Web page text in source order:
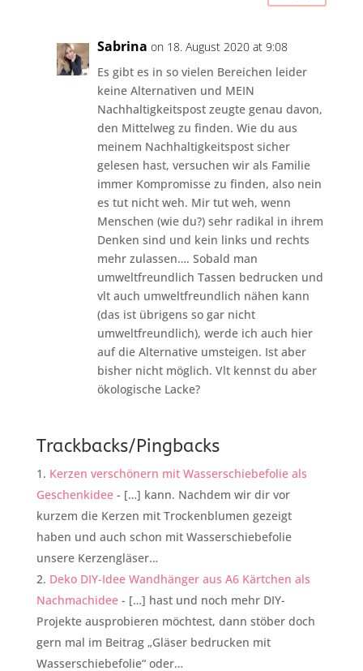
Sabrina on 18. August 2020 at 9:08
Es gibt es in so vielen Bereichen leider
keine Alternativen und MEIN
Nachhaltigkeitspost zeugte genau davon,
den Mittelweg zu finden. Wie du aus
meinem Nachhaltigkeitspost sicher
gelesen hast, versuchen wir als Familie
immer Kompromisse zu finden, also nein
es tut nicht weh. Mir tut weh, wenn
Menschen (wie du?) sehr radikal in ihrem
Denken sind und kein links und rechts
mehr zulassen…. Sobald man
umweltfreundlich Tassen bedrucken und
vlt auch umweltfreundlich nähen kann
(das ist übrigens so gar nicht
umweltfreundlich), werde ich auch hier
auf die Alternative umsteigen. Ist aber
bisher nicht möglich. Vlt kennst du aber
ökologische Lacke?
Trackbacks/Pingbacks
Kerzen verschönern mit Wasserschiebefolie als
Geschenkidee- […] kann. Nachdem wir dir vor
kurzem die Kerzen mit Trockenblumen gezeigt
haben und auch schon mit Wasserschiebefolie
unsere Kerzengläser…
Deko DIY-Idee Wandhänger aus A6 Kärtchen als
Nachmachidee- […] hast und noch mehr DIY-
Projekte ausprobieren möchtest, dann stöber doch
gern mal im Beitrag „Gläser bedrucken mit
Wasserschiebefolie“ oder…